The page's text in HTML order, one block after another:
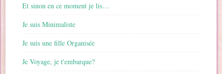
Et sinon en ce moment je lis…
Je suis Minimaliste
Je suis une fille Organisée
Je Voyage, je t'embarque?